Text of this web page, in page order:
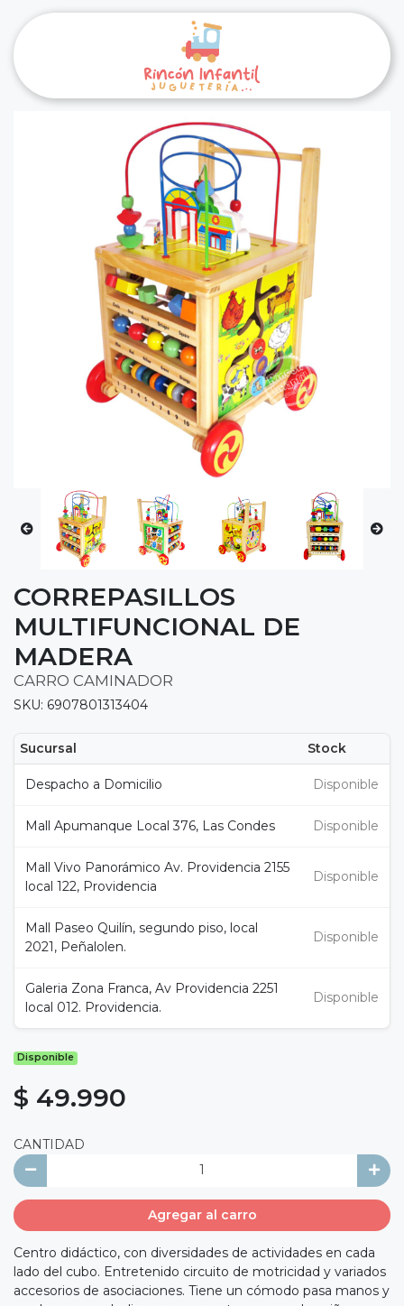
CORREPASILLOS
MULTIFUNCIONAL DE
MADERA
CARRO CAMINADOR
SKU: 6907801313404
Sucursal Stock
Despacho a Domicilio Disponible
Mall Apumanque Local 376, Las Condes Disponible
Mall Vivo Panorámico Av. Providencia 2155
local 122, Providencia
Disponible
Mall Paseo Quilín, segundo piso, local
2021, Peñalolen.
Disponible
Galeria Zona Franca, Av Providencia 2251
local 012. Providencia.
Disponible
Disponible
$ 49.990
CANTIDAD
Agregar al carro
Centro didáctico, con diversidades de actividades en cada
lado del cubo. Entretenido circuito de motricidad y variados
accesorios de asociaciones. Tiene un cómodo pasa manos y